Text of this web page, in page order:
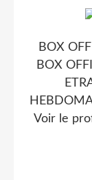
BOX
BOX
Voir le